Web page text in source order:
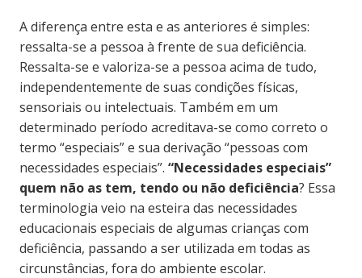
A diferença entre esta e as anteriores é simples:
ressalta-se a pessoa à frente de sua deficiência.
Ressalta-se e valoriza-se a pessoa acima de tudo,
independentemente de suas condições físicas,
sensoriais ou intelectuais. Também em um
determinado período acreditava-se como correto o
termo “especiais” e sua derivação “pessoas com
necessidades especiais”. “Necessidades especiais”
quem não as tem, tendo ou não deficiência? Essa
terminologia veio na esteira das necessidades
educacionais especiais de algumas crianças com
deficiência, passando a ser utilizada em todas as
circunstâncias, fora do ambiente escolar.